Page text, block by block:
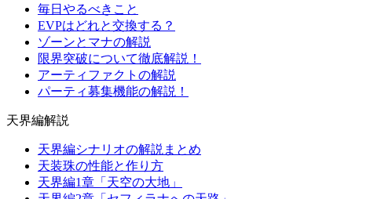
毎日やるべきこと
EVPはどれと交換する？
ゾーンとマナの解説
限界突破について徹底解説！
アーティファクトの解説
パーティ募集機能の解説！
天界編解説
天界編シナリオの解説まとめ
天装珠の性能と作り方
天界編1章「天空の大地」